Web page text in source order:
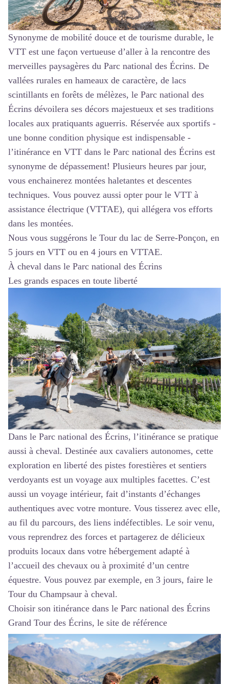
Synonyme de mobilité douce et de tourisme durable, le
VTT est une façon vertueuse d’aller à la rencontre des
merveilles paysagères du Parc national des Écrins. De
vallées rurales en hameaux de caractère, de lacs
scintillants en forêts de mélèzes, le Parc national des
Écrins dévoilera ses décors majestueux et ses traditions
locales aux pratiquants aguerris. Réservée aux sportifs -
une bonne condition physique est indispensable -
l’itinérance en VTT dans le Parc national des Écrins est
synonyme de dépassement! Plusieurs heures par jour,
vous enchainerez montées haletantes et descentes
techniques. Vous pouvez aussi opter pour le VTT à
assistance électrique (VTTAE), qui allégera vos efforts
dans les montées.
Nous vous suggérons le Tour du lac de Serre-Ponçon, en
5 jours en VTT ou en 4 jours en VTTAE.
À cheval dans le Parc national des Écrins
Les grands espaces en toute liberté
Dans le Parc national des Écrins, l’itinérance se pratique
aussi à cheval. Destinée aux cavaliers autonomes, cette
exploration en liberté des pistes forestières et sentiers
verdoyants est un voyage aux multiples facettes. C’est
aussi un voyage intérieur, fait d’instants d’échanges
authentiques avec votre monture. Vous tisserez avec elle,
au fil du parcours, des liens indéfectibles. Le soir venu,
vous reprendrez des forces et partagerez de délicieux
produits locaux dans votre hébergement adapté à
l’accueil des chevaux ou à proximité d’un centre
équestre. Vous pouvez par exemple, en 3 jours, faire le
Tour du Champsaur à cheval.
Choisir son itinérance dans le Parc national des Écrins
Grand Tour des Écrins, le site de référence